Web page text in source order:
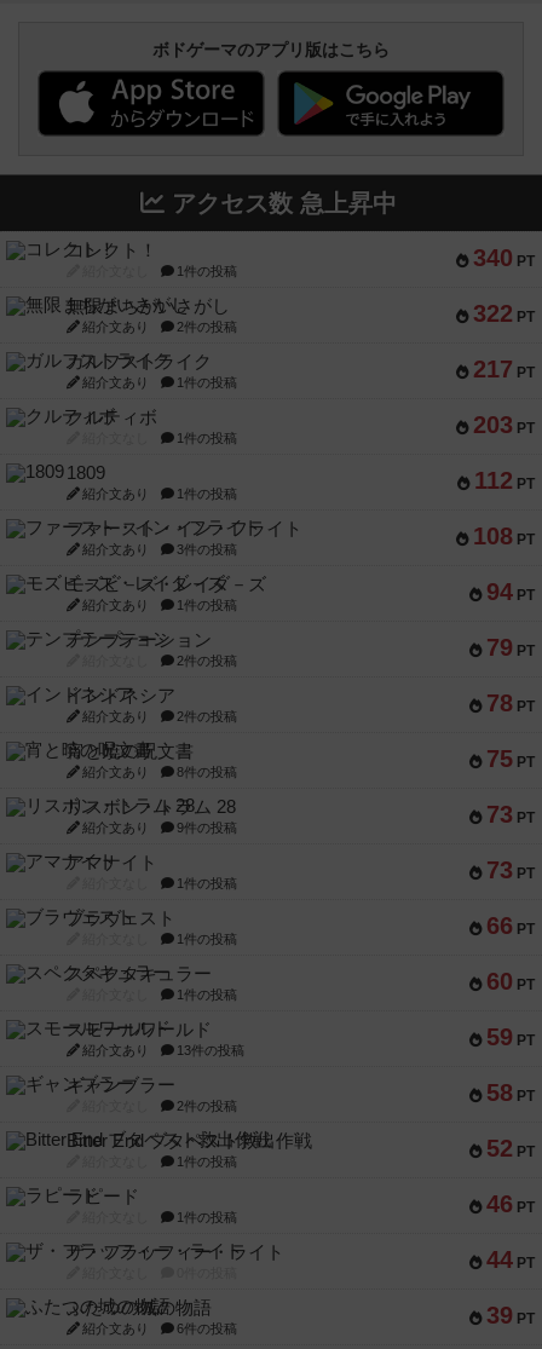
ボドゲーマのアプリ版はこちら
アクセス数 急上昇中
340 PT
コレクト！
1件の投稿
322 PT
無限まちがいさがし
紹介文あり 2件の投稿
217 PT
ガルフストライク
紹介文あり 1件の投稿
203 PT
クルティボ
1件の投稿
112 PT
1809
紹介文あり 1件の投稿
108 PT
ファースト・イン・フライト
紹介文あり 3件の投稿
94 PT
モズビ－ズ・レイダ－ズ
紹介文あり 1件の投稿
79 PT
テンプテーション
2件の投稿
78 PT
インドネシア
紹介文あり 2件の投稿
75 PT
宵と暁の呪文書
紹介文あり 8件の投稿
73 PT
リスボン・トラム 28
紹介文あり 9件の投稿
73 PT
アマナイト
1件の投稿
66 PT
ブラヴェスト
1件の投稿
60 PT
スペクタキュラー
1件の投稿
59 PT
スモールワールド
紹介文あり 13件の投稿
58 PT
ギャンブラー
2件の投稿
52 PT
Bitter End ブタペスト救出作戦
1件の投稿
46 PT
ラピード
1件の投稿
44 PT
ザ・フラッフィー・ライト
39 PT
ふたつの城の物語
紹介文あり 6件の投稿